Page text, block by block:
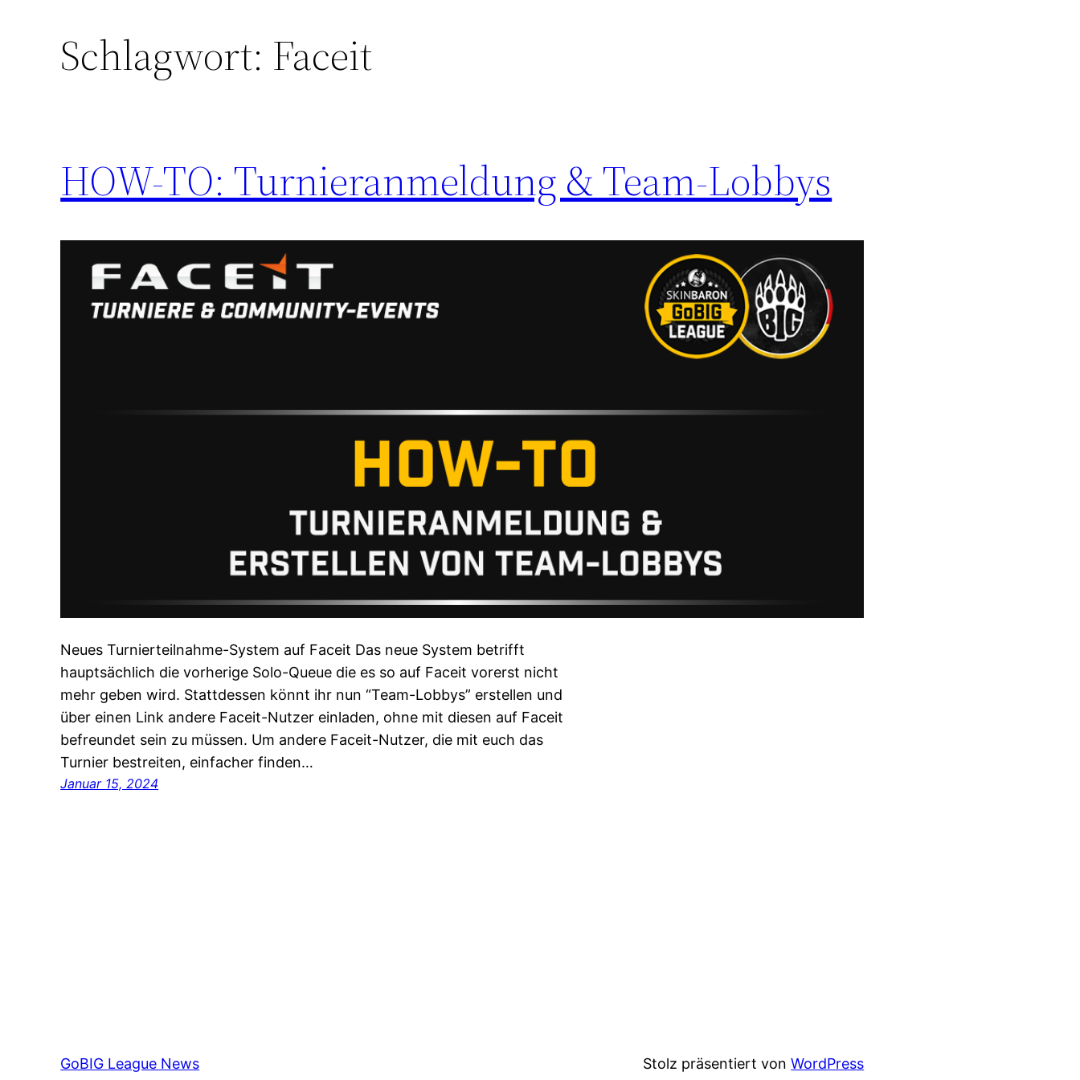
Schlagwort: Faceit
HOW-TO: Turnieranmeldung & Team-Lobbys
Neues Turnierteilnahme-System auf Faceit Das neue System betrifft
hauptsächlich die vorherige Solo-Queue die es so auf Faceit vorerst nicht
mehr geben wird. Stattdessen könnt ihr nun “Team-Lobbys” erstellen und
über einen Link andere Faceit-Nutzer einladen, ohne mit diesen auf Faceit
befreundet sein zu müssen. Um andere Faceit-Nutzer, die mit euch das
Turnier bestreiten, einfacher finden…
Januar 15, 2024
GoBIG League News Stolz präsentiert vonWordPress